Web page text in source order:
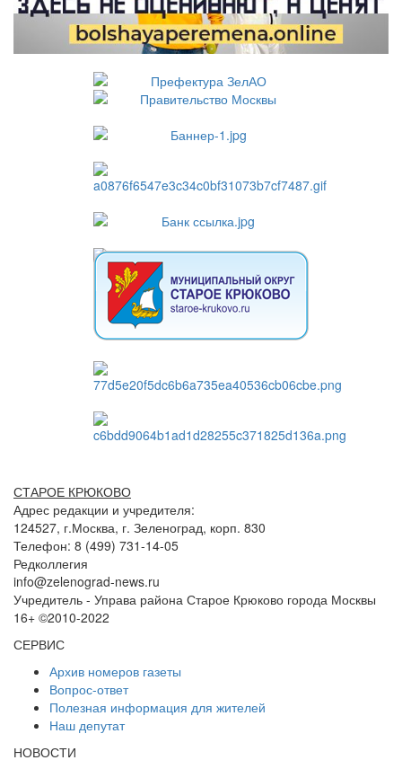
СТАРОЕ КРЮКОВО
Адрес редакции и учредителя:
124527, г.Москва, г. Зеленоград, корп. 830
Телефон: 8 (499) 731-14-05
Редколлегия
info@zelenograd-news.ru
Учредитель - Управа района Старое Крюково города Москвы
16+ ©2010-2022
СЕРВИС
Архив номеров газеты
Вопрос-ответ
Полезная информация для жителей
Наш депутат
НОВОСТИ